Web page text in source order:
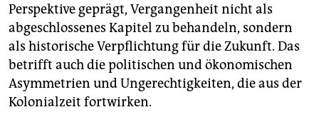
Perspektive geprägt, Vergangenheit nicht als
abgeschlossenes Kapitel zu behandeln, sondern
als historische Verpflichtung für die Zukunft. Das
betrifft auch die politischen und ökonomischen
Asymmetrien und Ungerechtigkeiten, die aus der
Kolonialzeit fortwirken.